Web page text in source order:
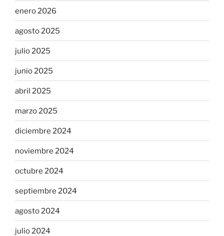
enero 2026
agosto 2025
julio 2025
junio 2025
abril 2025
marzo 2025
diciembre 2024
noviembre 2024
octubre 2024
septiembre 2024
agosto 2024
julio 2024